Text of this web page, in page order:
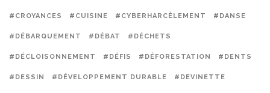
#CROYANCES #CUISINE #CYBERHARCÈLEMENT #DANSE
#DÉBARQUEMENT #DÉBAT #DÉCHETS
#DÉCLOISONNEMENT #DÉFIS #DÉFORESTATION #DENTS
#DESSIN #DÉVELOPPEMENT DURABLE #DEVINETTE